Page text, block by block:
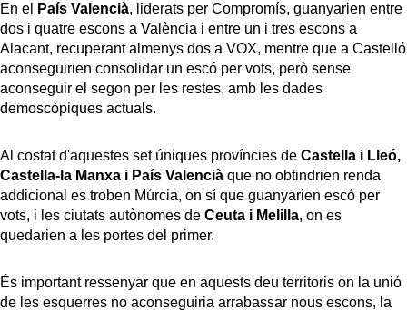
En el País Valencià, liderats per Compromís, guanyarien entre
dos i quatre escons a València i entre un i tres escons a
Alacant, recuperant almenys dos a VOX, mentre que a Castelló
aconseguirien consolidar un escó per vots, però sense
aconseguir el segon per les restes, amb les dades
demoscòpiques actuals.
Al costat d'aquestes set úniques províncies de Castella i Lleó,
Castella-la Manxa i País Valencià que no obtindrien renda
addicional es troben Múrcia, on sí que guanyarien escó per
vots, i les ciutats autònomes de Ceuta i Melilla, on es
quedarien a les portes del primer.
És important ressenyar que en aquests deu territoris on la unió
de les esquerres no aconseguiria arrabassar nous escons, la